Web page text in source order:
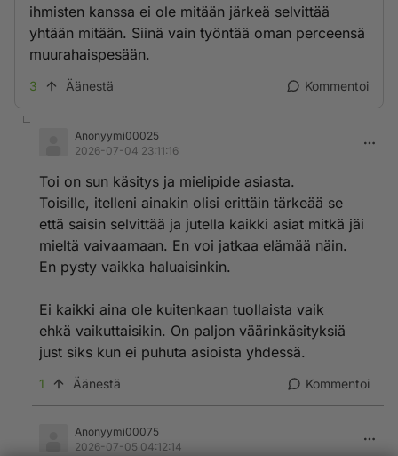
ihmisten kanssa ei ole mitään järkeä selvittää
yhtään mitään. Siinä vain työntää oman perceensä
muurahaispesään.
3 Äänestä Kommentoi
Anonyymi00025
2026-07-04 23:11:16
Toi on sun käsitys ja mielipide asiasta.
Toisille, itelleni ainakin olisi erittäin tärkeää se
että saisin selvittää ja jutella kaikki asiat mitkä jäi
mieltä vaivaamaan. En voi jatkaa elämää näin.
En pysty vaikka haluaisinkin.
Ei kaikki aina ole kuitenkaan tuollaista vaik
ehkä vaikuttaisikin. On paljon väärinkäsityksiä
just siks kun ei puhuta asioista yhdessä.
1 Äänestä Kommentoi
Anonyymi00075
2026-07-05 04:12:14